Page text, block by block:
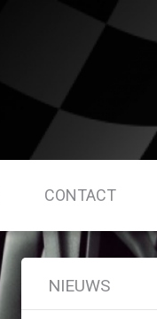
CONTACT
NIEUWS